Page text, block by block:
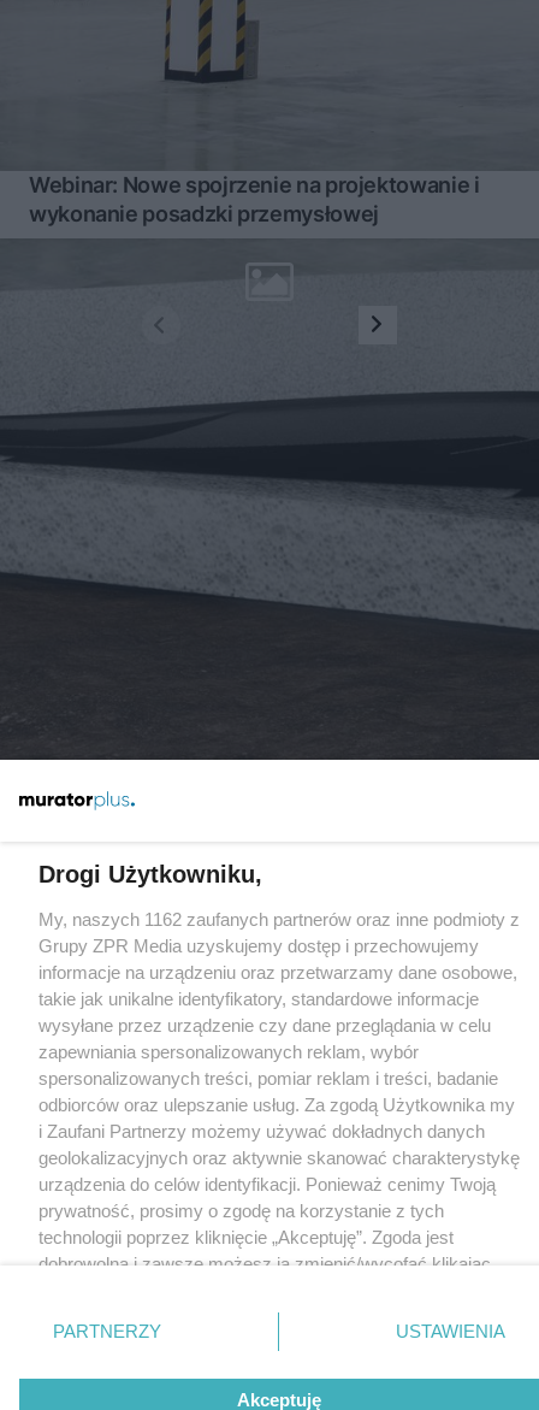
Webinar: Nowe spojrzenie na projektowanie i
wykonanie posadzki przemysłowej
Żaden utwór zamieszczony w serwisie nie może być powielany i
rozpowszechniany lub dalej rozpowszechniany w jakikolwiek sposób
(w tym także elektroniczny lub mechaniczny) na jakimkolwiek polu
lub wykorzystanie utworów w całości lub w części z naruszeniem
prawa, tzn. bez właściwej zgody, jest zabronione pod groźbą kary i
Nasze serwisy
© 2026 Grupa ZPR Media
Drogi Użytkowniku,
My, naszych 1162 zaufanych partnerów oraz inne podmioty z
Grupy ZPR Media uzyskujemy dostęp i przechowujemy
informacje na urządzeniu oraz przetwarzamy dane osobowe,
takie jak unikalne identyfikatory, standardowe informacje
wysyłane przez urządzenie czy dane przeglądania w celu
zapewniania spersonalizowanych reklam, wybór
spersonalizowanych treści, pomiar reklam i treści, badanie
odbiorców oraz ulepszanie usług. Za zgodą Użytkownika my
i Zaufani Partnerzy możemy używać dokładnych danych
geolokalizacyjnych oraz aktywnie skanować charakterystykę
urządzenia do celów identyfikacji. Ponieważ cenimy Twoją
prywatność, prosimy o zgodę na korzystanie z tych
technologii poprzez kliknięcie „Akceptuję”. Zgoda jest
dobrowolna i zawsze możesz ją zmienić/wycofać klikając
dolnym rogu strony
. Niektóre rodzaje przetwarzania
danych nie wymagają zgody użytkownika, ale masz prawo
sprzeciwić się takiemu przetwarzaniu. Preferencje będą
miały zastosowanie tylko na tej witrynie.
PARTNERZY USTAWIENIA
Akceptuję